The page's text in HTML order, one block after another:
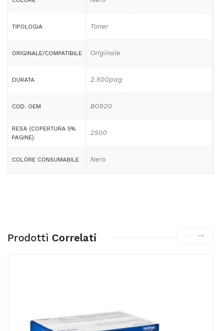
TIPOLOGIA Toner
ORIGINALE/COMPATIBILE Originale
DURATA 2.500pag
COD. OEM B0920
RESA (COPERTURA 5%
PAGINE)
2500
COLORE CONSUMABILE Nero
Prodotti Correlati